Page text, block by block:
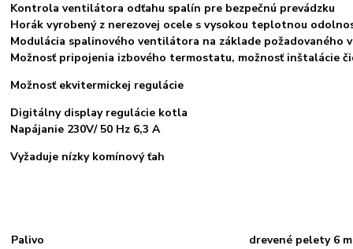
Kontrola ventilátora odťahu spalín pre bezpečnú prevádzku
Horák vyrobený z nerezovej ocele s vysokou teplotnou
Modulácia spalinového ventilátora na základe požadovaného
Možnosť pripojenia izbového termostatu, možnosť inštalácie
Možnosť ekvitermickej regulácie
Digitálny display regulácie kotla
Napájanie 230V/ 50 Hz 6,3 A
Vyžaduje nízky komínový ťah
Palivo
drevené pelety 6